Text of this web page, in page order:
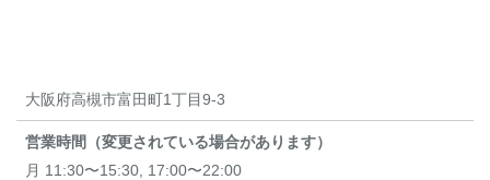
大阪府高槻市富田町1丁目9-3
営業時間（変更されている場合があります）
月 11:30〜15:30, 17:00〜22:00